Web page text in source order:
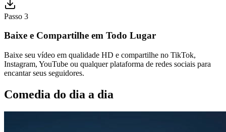
Passo 3
Baixe e Compartilhe em Todo Lugar
Baixe seu vídeo em qualidade HD e compartilhe no TikTok,
Instagram, YouTube ou qualquer plataforma de redes sociais para
encantar seus seguidores.
Comedia do dia a dia